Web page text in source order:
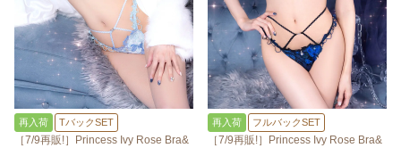
再入荷 TバックSET
［7/9再販!］Princess Ivy Rose Bra&
再入荷 フルバックSET
［7/9再販!］Princess Ivy Rose Bra&